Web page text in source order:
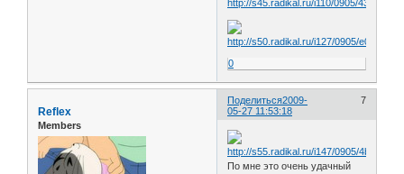
0
Поделиться 7
2009-
05-27 11:53:18
Reflex
Members
По мне это очень удачный